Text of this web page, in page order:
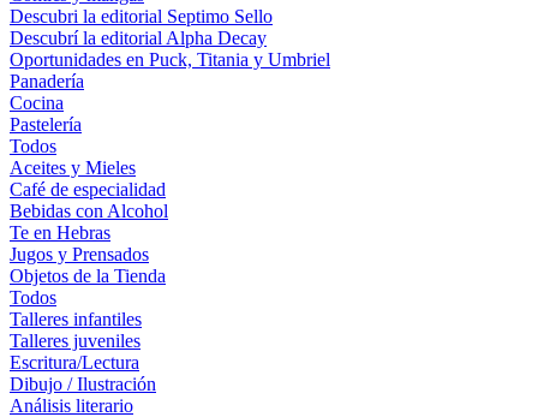
Descubri la editorial Septimo Sello
Descubrí la editorial Alpha Decay
Oportunidades en Puck, Titania y Umbriel
Panadería
Cocina
Pastelería
Todos
Aceites y Mieles
Café de especialidad
Bebidas con Alcohol
Te en Hebras
Jugos y Prensados
Objetos de la Tienda
Todos
Talleres infantiles
Talleres juveniles
Escritura/Lectura
Dibujo / Ilustración
Análisis literario